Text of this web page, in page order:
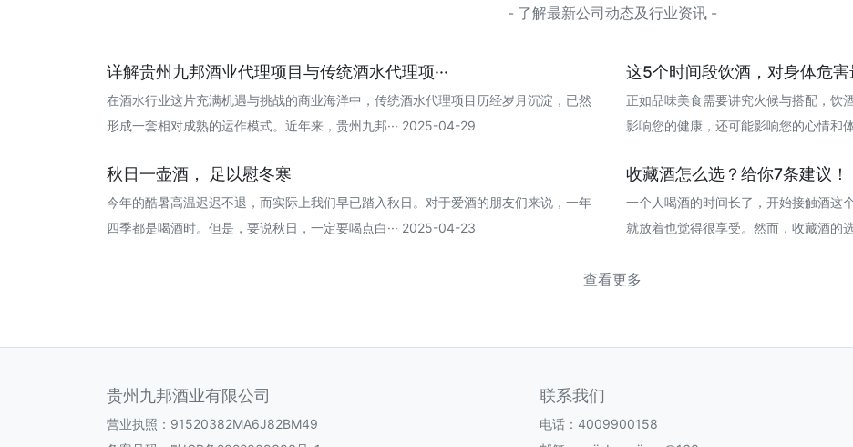
- 了解最新公司动态及行业资讯 -
详解贵州九邦酒业代理项目与传统酒水代理项···
在酒水行业这片充满机遇与挑战的商业海洋中，传统酒水代理项目历经岁月沉淀，已然
形成一套相对成熟的运作模式。近年来，贵州九邦··· 2025-04-29
这5个时间段饮酒，对身体危害
正如品味美食需要讲究火候与搭配，饮
影响您的健康，还可能影响您的心情和
秋日一壶酒， 足以慰冬寒
今年的酷暑高温迟迟不退，而实际上我们早已踏入秋日。对于爱酒的朋友们来说，一年
四季都是喝酒时。但是，要说秋日，一定要喝点白··· 2025-04-23
收藏酒怎么选？给你7条建议！
一个人喝酒的时间长了，开始接触酒这
就放着也觉得很享受。然而，收藏酒的
查看更多
贵州九邦酒业有限公司
营业执照：91520382MA6J82BM49
联系我们
电话：4009900158